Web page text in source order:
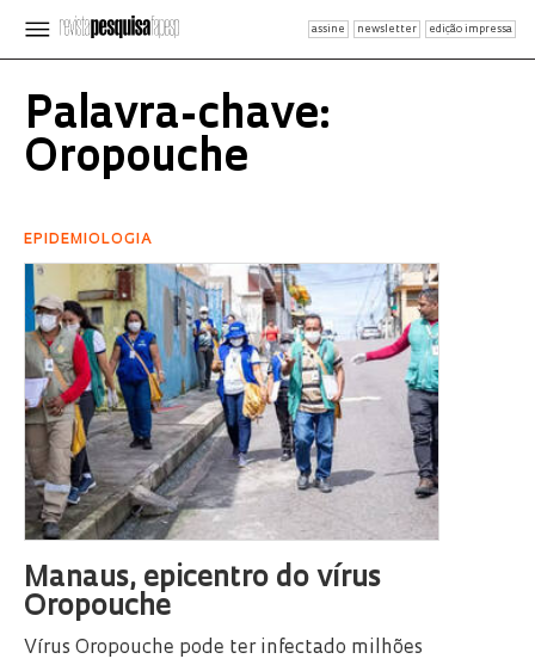
assine newsletter edição impressa
Palavra-chave:
Oropouche
EPIDEMIOLOGIA
Manaus, epicentro do vírus
Oropouche
Vírus Oropouche pode ter infectado milhões